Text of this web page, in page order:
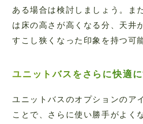
ある場合は検討しましょう。ま
は床の高さが高くなる分、天井
すこし狭くなった印象を持つ可
ユニットバスをさらに快適
ユニットバスのオプションのア
ことで、さらに使い勝手がよく